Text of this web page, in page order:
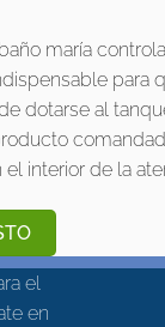
maría
para
dotarse al
interior de la
el
en